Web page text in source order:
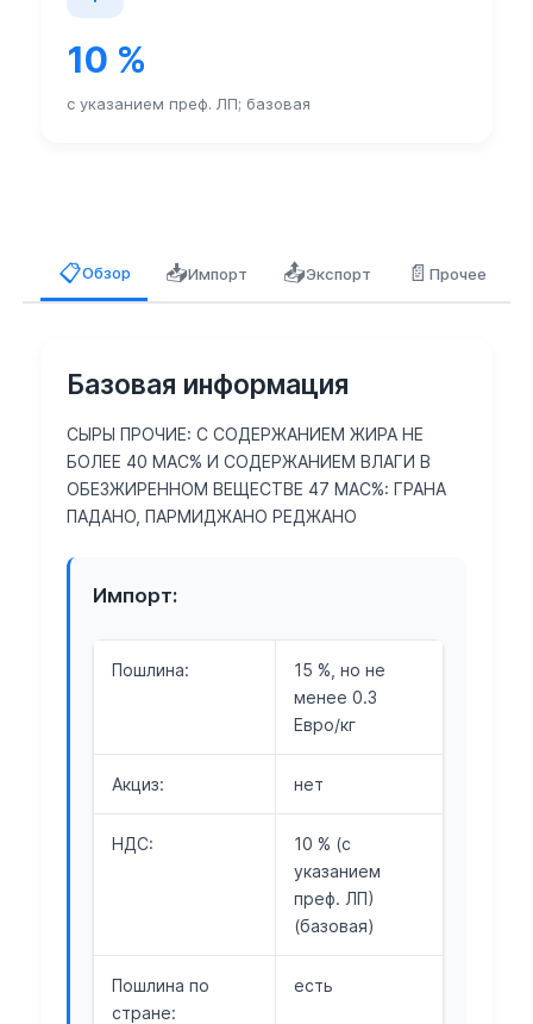
10 %
с указанием преф. ЛП; базовая
📋Обзор 📥Импорт 📤Экспорт 📄Прочее
Базовая информация
СЫРЫ ПРОЧИЕ: С СОДЕРЖАНИЕМ ЖИРА НЕ
БОЛЕЕ 40 МАС% И СОДЕРЖАНИЕМ ВЛАГИ В
ОБЕЗЖИРЕННОМ ВЕЩЕСТВЕ 47 МАС%: ГРАНА
ПАДАНО, ПАРМИДЖАНО РЕДЖАНО
Импорт:
Пошлина:
15 %, но не
менее 0.3
Евро/кг
Акциз: нет
НДС:
10 % (с
указанием
преф. ЛП)
(базовая)
Пошлина по
стране:
есть